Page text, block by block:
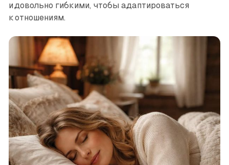
и довольно гибкими, чтобы адаптироваться
к отношениям.